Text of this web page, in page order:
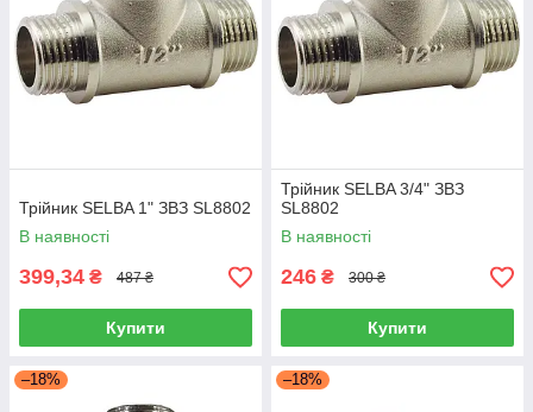
Трійник SELBA 1" ЗВЗ SL8802
В наявності
399,34 ₴ 487 ₴
Купити
Трійник SELBA 3/4" ЗВЗ
SL8802
В наявності
246 ₴ 300 ₴
Купити
–18% –18%